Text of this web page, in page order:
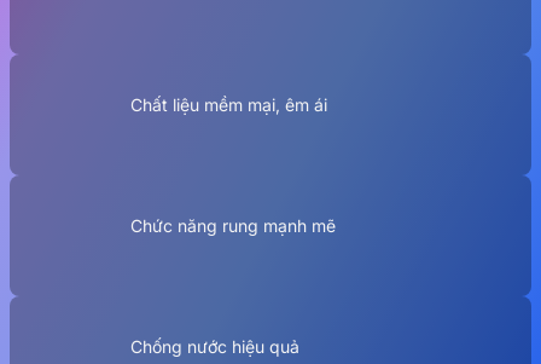
Chất liệu mềm mại, êm ái
Chức năng rung mạnh mẽ
Chống nước hiệu quả